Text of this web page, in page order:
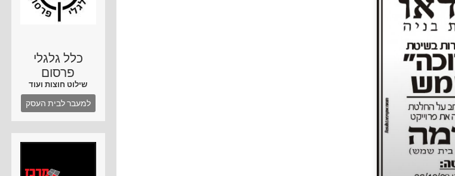
כלל גלגלי
פרסום
שילוט חוצות ועוד
למעבר לבית העסק